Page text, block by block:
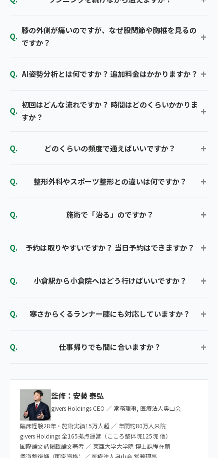
膝の外側が痛いのですが、なぜ股関節や胸椎を見るの
ですか？
AI姿勢分析とは何ですか？ 追加料金はかかりますか？
初回はどんな流れですか？ 時間はどのくらいかかりま
すか？
どのくらいの頻度で通えばいいですか？
整形外科やスポーツ整形との違いは何ですか？
施術で「治る」のですか？
予約は取りやすいですか？ 当日予約はできますか？
小倉駅から小倉院へはどう行けばいいですか？
寒さからくるランナー膝にも対応していますか？
仕事帰りでも間に合いますか？
監修：安藝 泰弘
givers Holdings CEO ／ 常務理事, 医療法人奥山会
臨床経験28年・施術実績15万人超 ／ 年間約80万人来院
givers Holdings 全165拠点運営（こころ整体院125院 他）
国際論文誌掲載論文著者 ／ 東亜大学大学院 博士課程在籍